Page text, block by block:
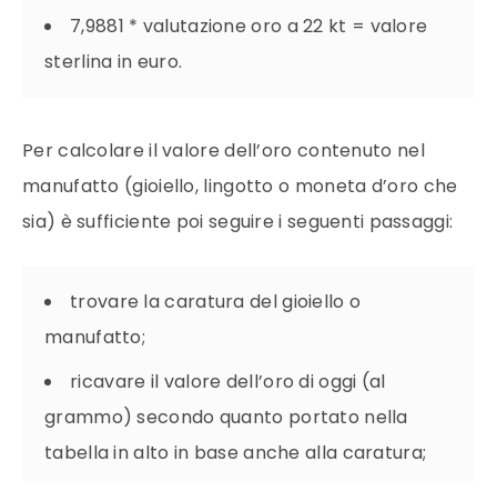
7,9881 * valutazioneoro a 22 kt = valore
sterlina in euro.
Per calcolare ilvalore dell’oro contenuto nel
manufatto (gioiello, lingotto o moneta d’oro che
sia) è sufficiente poi seguire i seguenti passaggi:
trovare la caratura del gioiello o
manufatto;
ricavare il valore dell’oro di oggi (al
grammo) secondo quanto portato nella
tabella in alto in base anche alla caratura;